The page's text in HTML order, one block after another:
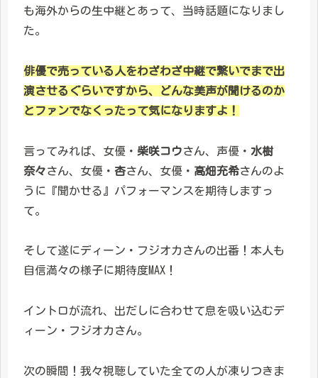
も海外からの生中継とあって、当時話題になりまし
た。
俳優で売っている人をわざわざ中継で繋いでまで出
演させるぐらいですから、どんな美声が聞けるのか
とファンでなくったって気になりますよ！
言ってみれば、女優・ 柴咲コウさん、声優・ 水樹
奈々さん、女優・ 杏さん、女優・ 高畑充希さんのよ
うに『聞かせる』パフォーマンスを期待しますっ
て。
そして遂にディーン・フジオカさんの出番！本人も
自信満々の様子に期待度MAX！
イントロが流れ、出だしに合わせて息を吸い込むデ
ィーン・フジオカさん。
次の瞬間！我々視聴していた全ての人が凍りつきま